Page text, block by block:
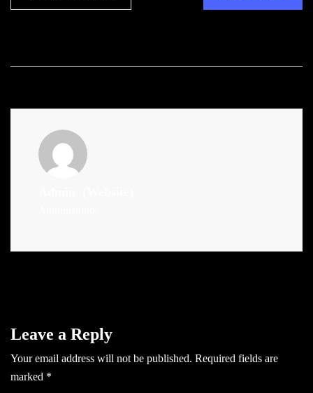
Leave a Reply
Your email address will not be published. Required fields are
marked *